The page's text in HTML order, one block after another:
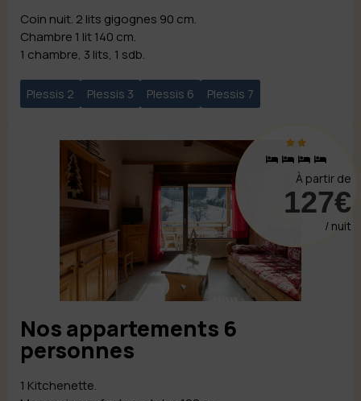
Coin nuit. 2 lits gigognes 90 cm.
Chambre 1 lit 140 cm.
1 chambre, 3 lits, 1 sdb.
Plessis 2 Plessis 3 Plessis 6 Plessis 7
À partir de
127€
/ nuit
Nos appartements 6
personnes
1 Kitchenette.